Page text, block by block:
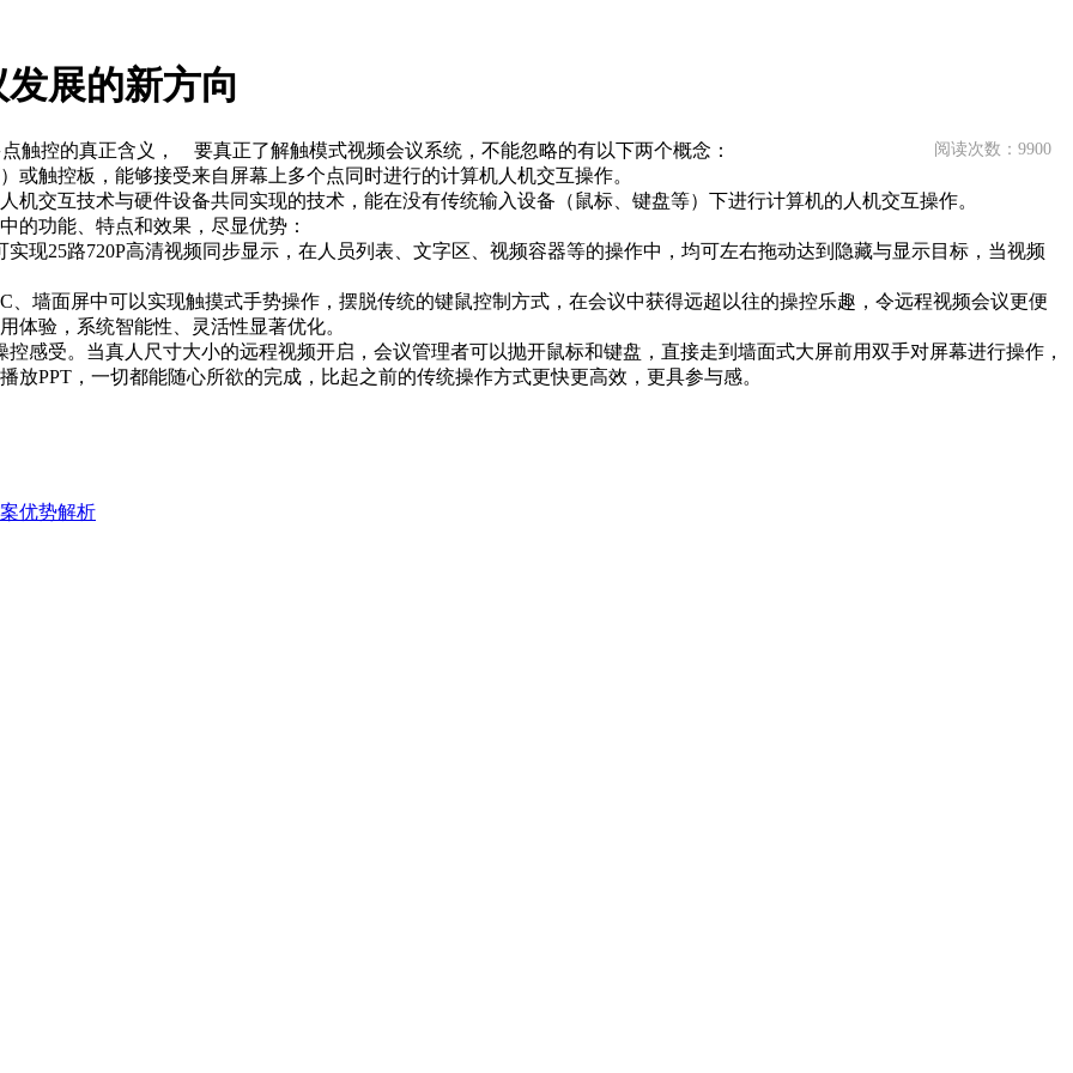
展的新方向
阅读次数：9900
触控的真正含义， 要真正了解触模式视频会议系统，不能忽略的有以下两个概念：
或触控板，能够接受来自屏幕上多个点同时进行的计算机人机交互操作。
机交互技术与硬件设备共同实现的技术，能在没有传统输入设备（鼠标、键盘等）下进行计算机的人机交互操作。
的功能、特点和效果，尽显优势：
现25路720P高清视频同步显示，在人员列表、文字区、视频容器等的操作中，均可左右拖动达到隐藏与显示目标，当视频
、墙面屏中可以实现触摸式手势操作，摆脱传统的键鼠控制方式，在会议中获得远超以往的操控乐趣，令远程视频会议更便
体验，系统智能性、灵活性显著优化。
感受。当真人尺寸大小的远程视频开启，会议管理者可以抛开鼠标和键盘，直接走到墙面式大屏前用双手对屏幕进行操作，
PPT，一切都能随心所欲的完成，比起之前的传统操作方式更快更高效，更具参与感。
优势解析